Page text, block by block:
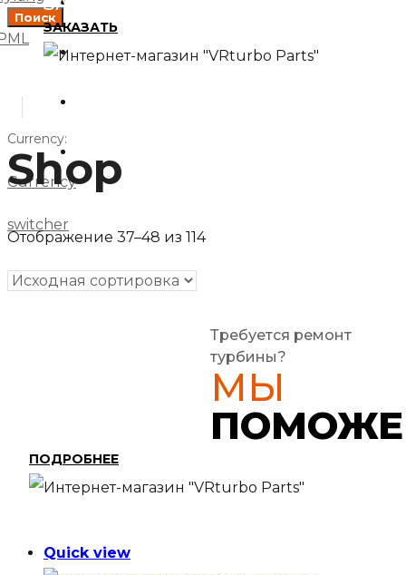
Currency:
Currency
switcher
Поиск
О компании
ЗАКАЗАТЬ
Shop
Отображение 37–48 из 114
Требуется ремонт
турбины?
МЫ
ПОДРОБНЕЕ
Quick view